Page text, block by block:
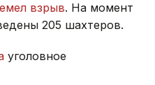
взрыв. На момент
205 шахтеров.
уголовное